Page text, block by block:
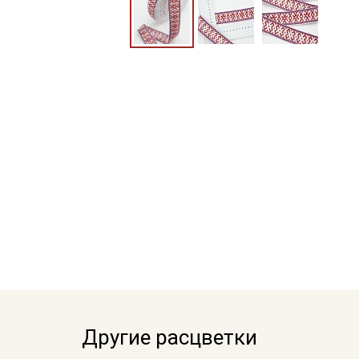
Другие расцветки